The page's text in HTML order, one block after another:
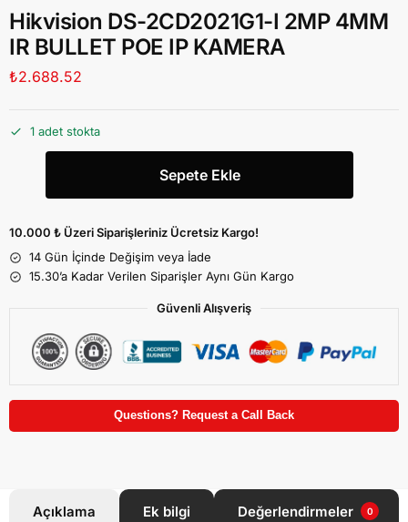
Hikvision DS-2CD2021G1-I 2MP 4MM
IR BULLET POE IP KAMERA
₺2.688.52
1 adet stokta
Sepete Ekle
10.000 ₺ Üzeri Siparişleriniz Ücretsiz Kargo!
14 Gün İçinde Değişim veya İade
15.30’a Kadar Verilen Siparişler Aynı Gün Kargo
Güvenli Alışveriş
Questions? Request a Call Back
Açıklama Ek bilgi Değerlendirmeler 0